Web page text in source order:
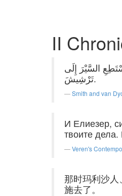
II
السَّيْرَ إِلَى
تَرْشِيشَ.
Smith and van
И Елиезер,
твоите
Veren's
那时玛利沙
施去了。